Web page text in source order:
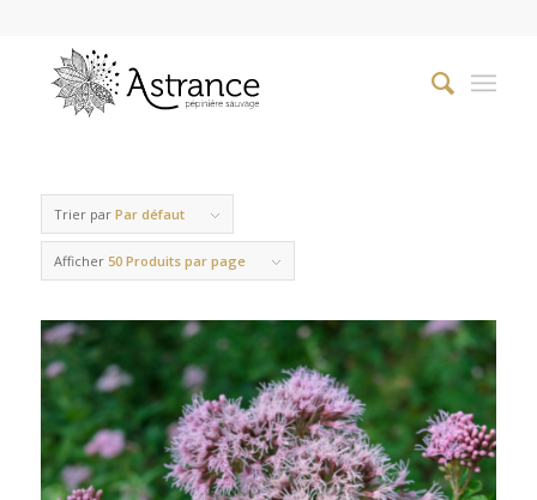
Trier par Par défaut
Afficher 50 Produits par page